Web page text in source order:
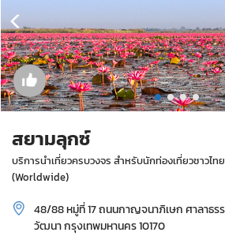
g
a
t
i
o
n
สยามลุกซ์
บริการนำเที่ยวครบวงจร สำหรับนักท่องเที่ยวชาวไท
(Worldwide)
48/88 หมู่ที่ 17 ถนนกาญจนาภิเษก ศาลาธร
วัฒนา กรุงเทพมหานคร 10170